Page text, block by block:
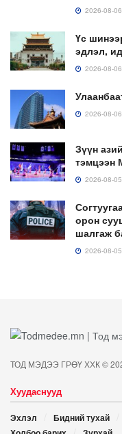
2026-08-06
Үс
эдлэл,
2026-08-06
2026-08-06
Зүүн
тэмцээн
2026-08-05
орон
шалгаж
2026-08-05
ТОД МЭДЭЭ ГРӨҮ ХХК ©
Хуудаснууд
Эхлэл Бидний тухай